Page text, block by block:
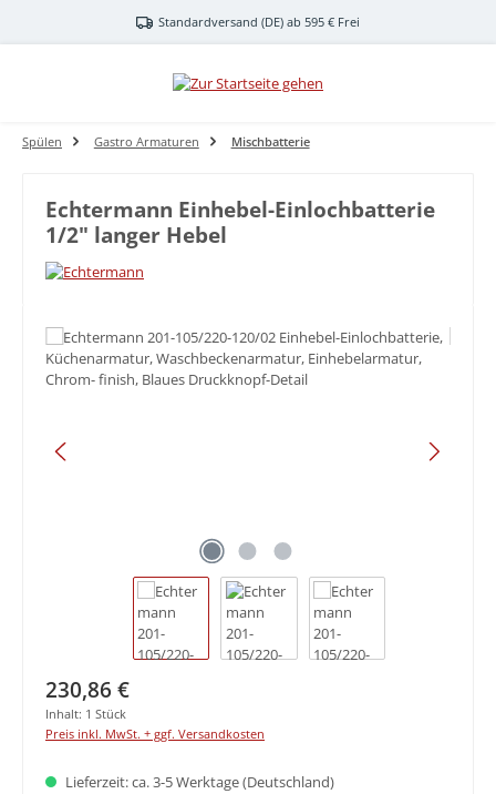
Zum Hauptinhalt springenStandardversand (DE) ab 595 € Frei
Spülen Gastro Armaturen Mischbatterie
Echtermann Einhebel-Einlochbatterie
1/2" langer Hebel
Bildergalerie überspringen
Regulärer Preis:
230,86 €
Inhalt: 1 Stück
Preis inkl. MwSt. + ggf. Versandkosten
Lieferzeit: ca. 3-5 Werktage (Deutschland)